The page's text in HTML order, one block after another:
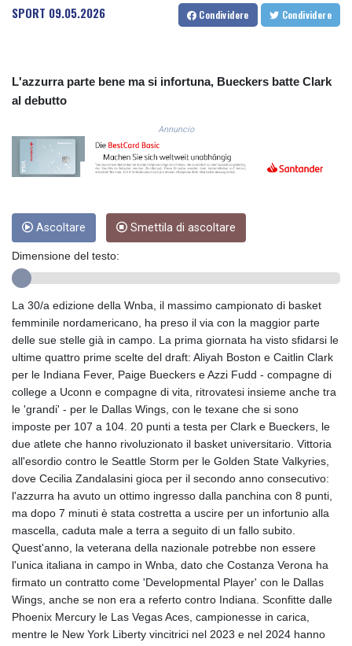
COP 3633.55485
CVE 110.26363
DKK 7.477932
DOP 67.289164
DZD 152.967099
ETB 186.049588
GBP 0.856968
GGP 0.8566
GHS 13.526832
GIP 0.8566
GMD 84.980421
GNF
10123.874202
GTQ 8.794891
GYD 241.157003
HKD 9.067746
HNL 30.895616
HRK 7.536622
HTG 150.718127
HUF 363.096405
IDR
20580.370421
ILS 3.468234
IMP 0.8566
INR 110.076256
IQD
1509.981237
SPORT 09.05.2026 Condividere Condividere
L'azzurra parte bene ma si infortuna, Bueckers batte Clark
al debutto
Annuncio
Ascoltare Smettila di ascoltare
Dimensione del testo:
La 30/a edizione della Wnba, il massimo campionato di basket
femminile nordamericano, ha preso il via con la maggior parte
delle sue stelle già in campo. La prima giornata ha visto sfidarsi le
ultime quattro prime scelte del draft: Aliyah Boston e Caitlin Clark
per le Indiana Fever, Paige Bueckers e Azzi Fudd - compagne di
college a Uconn e compagne di vita, ritrovatesi insieme anche tra
le 'grandi' - per le Dallas Wings, con le texane che si sono
imposte per 107 a 104. 20 punti a testa per Clark e Bueckers, le
due atlete che hanno rivoluzionato il basket universitario. Vittoria
all'esordio contro le Seattle Storm per le Golden State Valkyries,
dove Cecilia Zandalasini gioca per il secondo anno consecutivo:
l'azzurra ha avuto un ottimo ingresso dalla panchina con 8 punti,
ma dopo 7 minuti è stata costretta a uscire per un infortunio alla
mascella, caduta male a terra a seguito di un fallo subito.
Quest'anno, la veterana della nazionale potrebbe non essere
l'unica italiana in campo in Wnba, dato che Costanza Verona ha
firmato un contratto come 'Developmental Player' con le Dallas
Wings, anche se non era a referto contro Indiana. Sconfitte dalle
Phoenix Mercury le Las Vegas Aces, campionesse in carica,
mentre le New York Liberty vincitrici nel 2023 e nel 2024 hanno